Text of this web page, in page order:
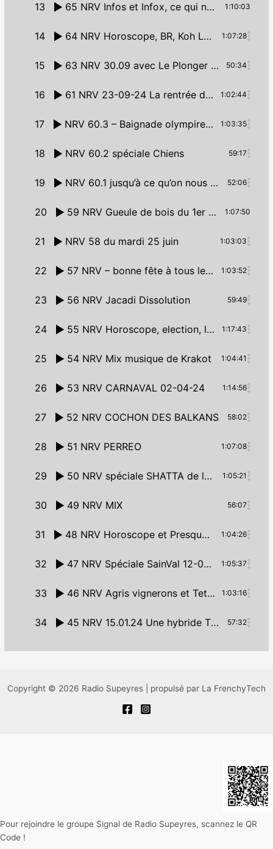
13 65 NRV Infos et Infox, ce qui nous a enervé et du bonson 1:10:03
14 64 NRV Horoscope, BR, Koh Lanta et Salon de l’Agri-achète moi ça 1:07:28
15 63 NRV 30.09 avec Le Plonger Orchestral 50:34
16 61 NRV 23-09-24 La rentrée des Ministres 1:02:44
17 NRV 60.3 – Baignade olympire ou abbé pire ? 1:03:35
18 NRV 60.2 spéciale Chiens 59:17
19 NRV 60.1 jusqu’à ce qu’on nous coupe le jus 52:06
20 59 NRV Gueule de bois du 1er Juillet 2024 1:07:50
21 NRV 58 du mardi 25 juin 1:03:03
22 57 NRV – bonne fête à tous les RV. 1:03:52
23 56 NRV Jacadi Dissolution 59:49
24 55 NRV Horoscope, election, la météo et la musique NRV 1:17:43
25 54 NRV Mix musique de Krakot 1:04:41
26 53 NRV CARNAVAL 02-04-24 1:14:56
27 52 NRV COCHON DES BALKANS 58:02
28 51 NRV PERREO 1:07:08
29 50 NRV spéciale SHATTA de la Martinique 1:05:21
30 49 NRV MIX 56:07
31 48 NRV Horoscope et Presque Revue De Presque 19-02-2024 1:04:26
32 47 NRV Spéciale SainVal 12-02-24 1:05:37
33 46 NRV Agris vignerons et Tet 05.02.24 1:03:16
34 45 NRV 15.01.24 Une hybride Thermique – Electrique 57:32
Copyright © 2026 Radio Supeyres | propulsé par La FrenchyTech
Pour rejoindre le groupe Signal de Radio Supeyres, scannez le QR
Code !